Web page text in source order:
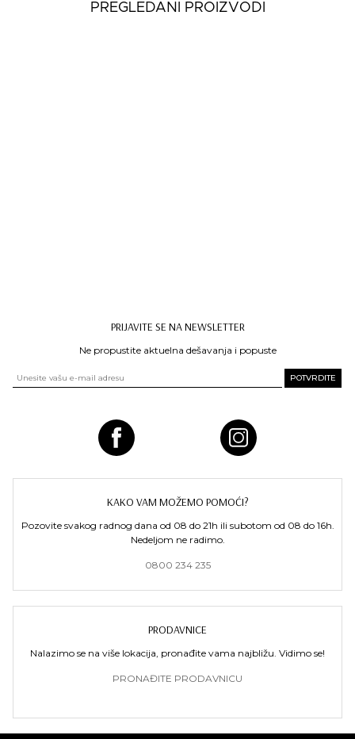
PREGLEDANI PROIZVODI
PRIJAVITE SE NA NEWSLETTER
Ne propustite aktuelna dešavanja i popuste
KAKO VAM MOŽEMO POMOĆI?
Pozovite svakog radnog dana od 08 do 21h ili subotom od 08 do 16h.
Nedeljom ne radimo.
0800 234 235
PRODAVNICE
Nalazimo se na više lokacija, pronađite vama najbližu. Vidimo se!
PRONAĐITE PRODAVNICU